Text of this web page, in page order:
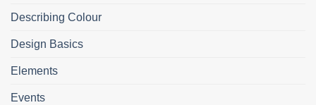
Describing Colour
Design Basics
Elements
Events